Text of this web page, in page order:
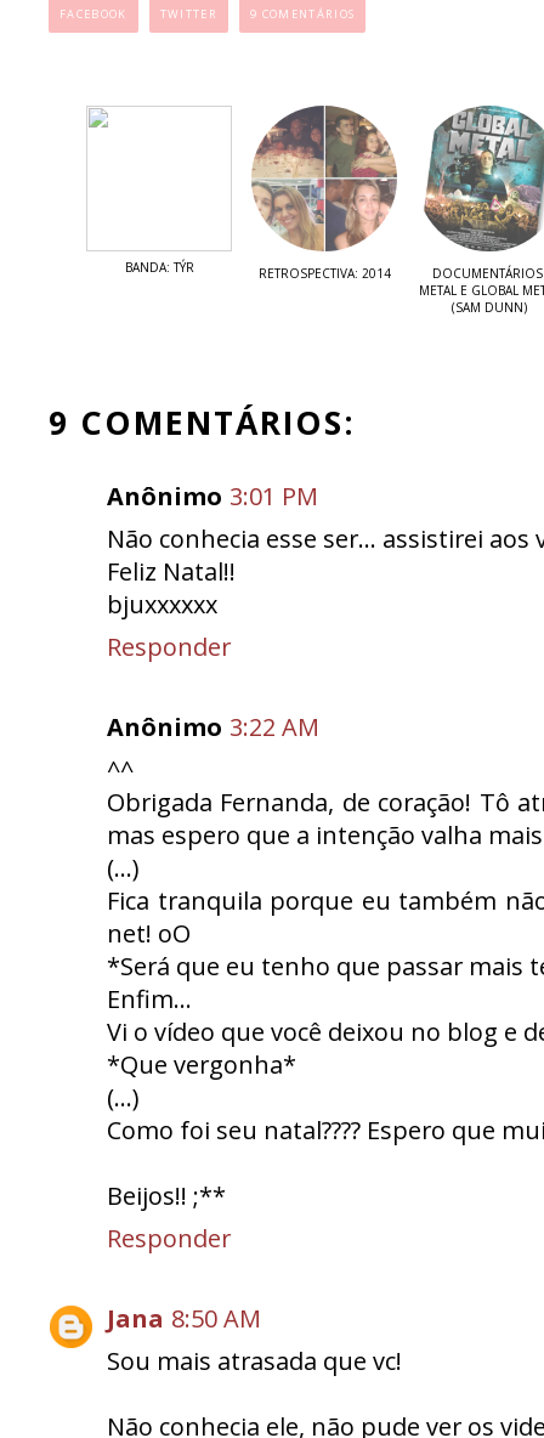
FACEBOOK TWITTER 9 COMENTÁRIOS
BANDA: TÝR RETROSPECTIVA: 2014
METAL E GLOBAL
(SAM DUNN)
9 COMENTÁRIOS:
Anônimo 3:01 PM
Não conhecia esse ser... assistirei
Feliz Natal!!
bjuxxxxxx
Responder
Anônimo 3:22 AM
^^
Obrigada Fernanda, de coração! Tô
mas espero que a intenção valha
(...)
Fica tranquila porque eu também
net! oO
*Será que eu tenho que passar mais
Enfim...
Vi o vídeo que você deixou no blog e
*Que vergonha*
(...)
Como foi seu natal???? Espero que
Beijos!! ;**
Responder
Jana 8:50 AM
Sou mais atrasada que vc!
Não conhecia ele, não pude ver os